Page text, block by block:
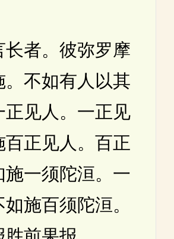
者。彼弥罗摩
。不如有人以其
正见人。一正见
百正见人。百正
施一须陀洹。一
施百须陀洹。